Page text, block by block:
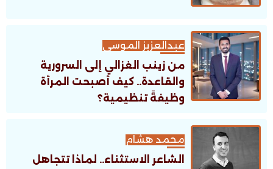
عبدالعزيز الموسى
من زينب الغزالي إلى السرورية
والقاعدة.. كيف أصبحت المرأة
وظيفةً تنظيمية؟
محمد هشام
الشاعر الاستثناء.. لماذا تتجاهل